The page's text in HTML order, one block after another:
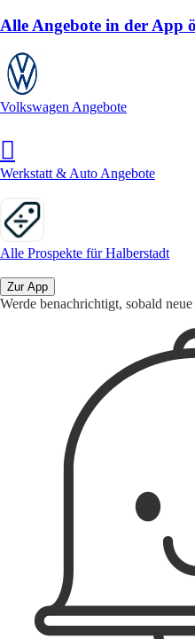
Alle Angebote in der App
Volkswagen Angebote
Werkstatt & Auto Angebote
Alle Prospekte für Halberstadt
Zur App
Werde benachrichtigt, sobald